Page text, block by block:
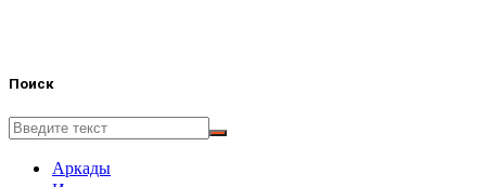
Поиск
Аркады